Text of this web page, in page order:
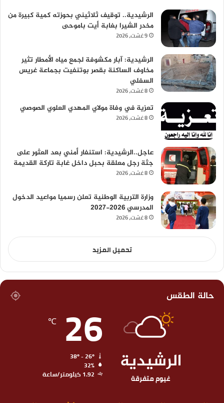
الرشيدية.. توقيف ثلاثيني بحوزته كمية كبيرة من
مخدر الشيرا بغابة أيت باموحى
9 غشت، 2026
الرشيدية: آبار مكشوفة لجمع مياه الأمطار تثير
مخاوف الساكنة بقصر بوتنفيت بجماعة غريس
السفلي
8 غشت، 2026
تعزية في وفاة مولاي المهدي العلوي الصوصي
8 غشت، 2026
عاجل..الرشيدية: استنفار أمني بعد العثور على
جثة رجل معلقة بحبل داخل غابة تاركة القديمة
8 غشت، 2026
وزارة التربية الوطنية تعلن رسميا مواعيد الدخول
المدرسي 2026-2027
8 غشت، 2026
تحميل المزيد
حالة الطقس
الرشيدية
غيوم متفرقة
26
℃
32%
1.92 كيلومتر/ساعة